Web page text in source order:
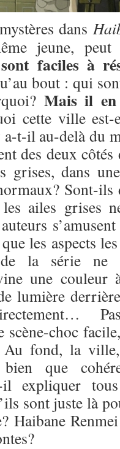
dans
jeune, peut
faciles à
bout : qui
Mais il en
cette ville est-
t-il au-delà du
des deux
grises, dans
Sont-
ailes grises
les aspects
la série ne
une couleur
lumière
choc
fond, la
que
expliquer
sont juste là
Haibane